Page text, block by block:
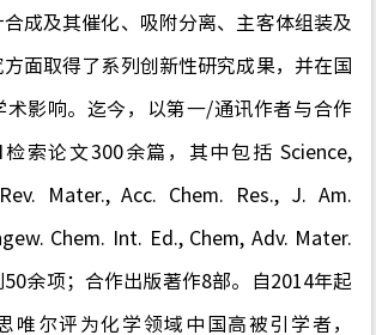
成及其催化、吸附分离、主客体组装及
面取得了系列创新性研究成果，并在国
术影响。迄今，以第一/通讯作者与合作
索论文300余篇，其中包括 Science,
Mater., Acc. Chem. Res., J. Am.
Chem. Int. Ed., Chem, Adv. Mater.
余项；合作出版著作8部。自2014年起
唯尔评为化学领域中国高被引学者，